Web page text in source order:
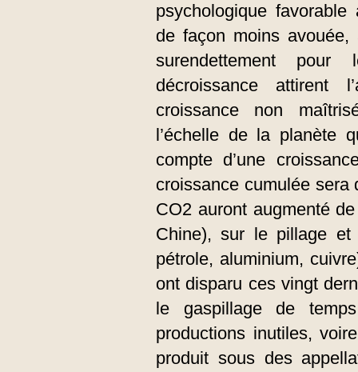
psychologique favorable
de façon moins
surendettement
décroissance attirent
croissance non
l’échelle de la planète
compte d’une
croissance cumulée
CO2 auront augmenté
Chine), sur le pillage et
pétrole, aluminium,
ont disparu ces vingt
le gaspillage de
productions inutiles,
produit sous des